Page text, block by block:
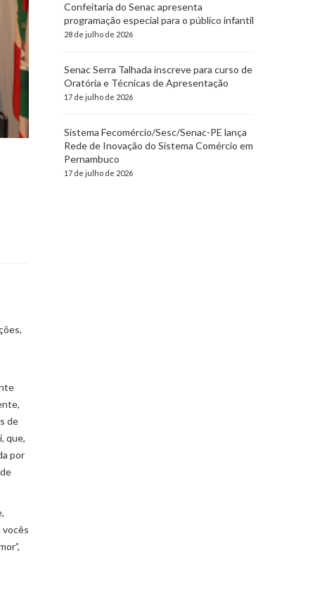
de
que,
por
vocês
Confeitaria do Senac apresenta
programação especial para o público infantil
28 de julho de 2026
Senac Serra Talhada inscreve para curso de
Oratória e Técnicas de Apresentação
17 de julho de 2026
Sistema Fecomércio/Sesc/Senac-PE lança
Rede de Inovação do Sistema Comércio em
Pernambuco
17 de julho de 2026